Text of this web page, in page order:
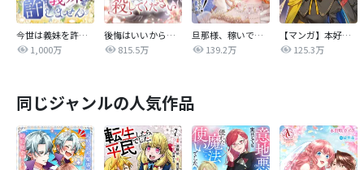
今世は義妹を許しません
1,000万
後悔はいいから殺してください
815.5万
旦那様、稼いで離婚させていただきます！
139.2万
【マンガ】本好きの下剋上 第四部
125.3万
同じジャンルの人気作品